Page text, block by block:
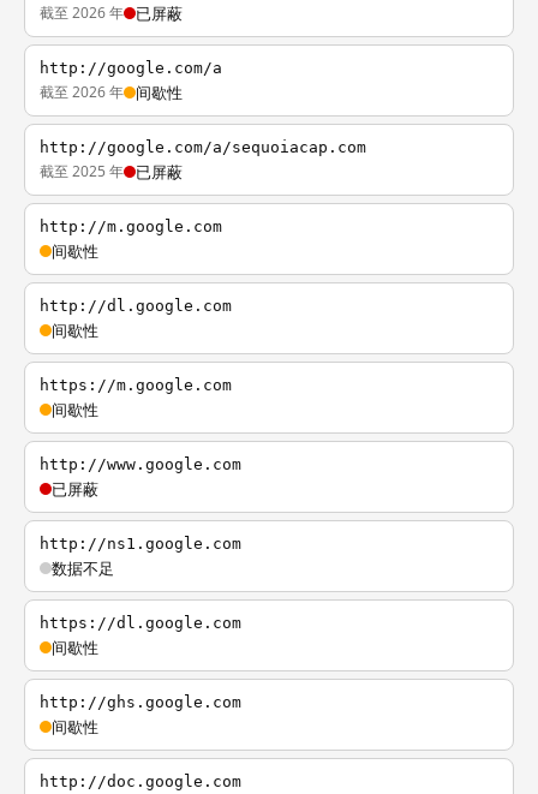
截至 2026 年 已屏蔽
http://google.com/a
截至 2026 年 间歇性
http://google.com/a/sequoiacap.com
截至 2025 年 已屏蔽
http://m.google.com
间歇性
http://dl.google.com
间歇性
https://m.google.com
间歇性
http://www.google.com
已屏蔽
http://ns1.google.com
数据不足
https://dl.google.com
间歇性
http://ghs.google.com
间歇性
http://doc.google.com